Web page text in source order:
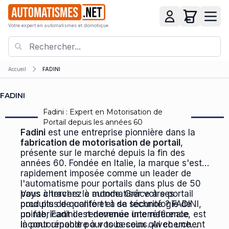
Votre expert en automatismes et domotique
Accueil FADINI
FADINI
Fadini : Expert en Motorisation de
Portail depuis les années 60
Fadini est une entreprise pionnière dans la
fabrication de motorisation de portail ,
présente sur le marché depuis la fin des
années 60. Fondée en Italie, la marque s'est
rapidement imposée comme un leader de
l'automatisme pour portails dans plus de 50
pays à travers le monde. Grâce à ses
produits de qualité et à sa technologie de
pointe, Fadini est devenue une référence
incontournable pour tous ceux qui cherchent
Vous cherchez à automatiser votre portail
pour plus de confort et de sécurité ? FADINI,
un fabricant de renommée internationale, est
là pour répondre à vos besoins. Avec une